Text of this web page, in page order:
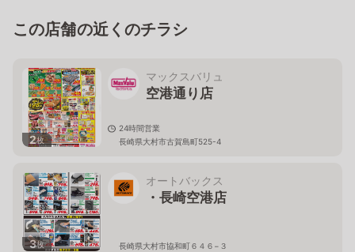
この店舗の近くのチラシ
2枚
マックスバリュ
空港通り店
24時間営業
長崎県大村市古賀島町525-4
3枚
オートバックス
・長崎空港店
長崎県大村市協和町６４６−３